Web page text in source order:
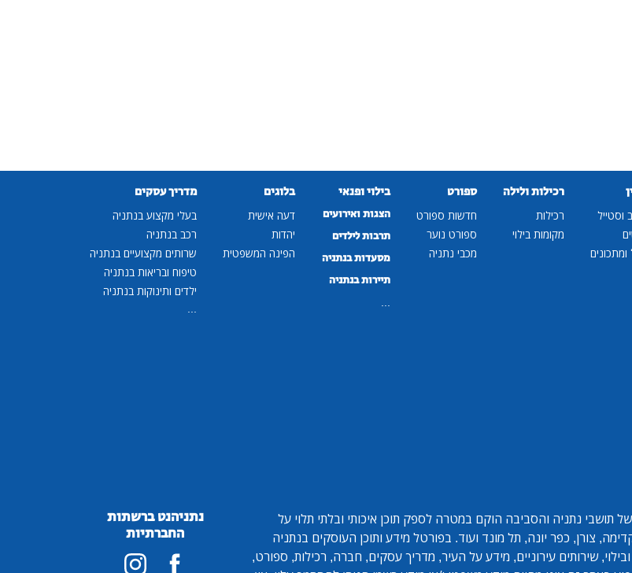
וסטייל
ומתכונים
רכילות ולילה
רכילות
מקומות בילוי
ספורט
חדשות ספורט
ספורט נוער
מכבי נתניה
בילוי ופנאי
הצגות ואירועים
תרבות לילדים
מסעדות בנתניה
תיירות בנתניה
בלוגים
דעה אישית
יהדות
הפינה המשפטית
מדריך עסקים
בעלי מקצוע בנתניה
רכב בנתניה
שרותים מקצועיים בנתניה
טיפוח ובריאות בנתניה
ילדים ותינוקות בנתניה
תושבי נתניה והסביבה הוקם במטרה לספק תוכן איכותי ובלתי תלוי על
צורן, כפר יונה, תל מונד ועוד. בפורטל מידע ותוכן העוסקים בנתניה
שירותים עירוניים, מידע על העיר, מדריך עסקים, חברה, רכילות, ספורט,
נתניהנט ברשתות
החברתיות